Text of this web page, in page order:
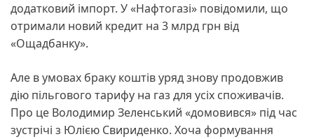
додатковий імпорт. У «Нафтогазі» повідомили, що
отримали новий кредит на 3 млрд грн від
«Ощадбанку».
Але в умовах браку коштів уряд знову продовжив
дію пільгового тарифу на газ для усіх споживачів.
Про це Володимир Зеленський «домовився» під час
зустрічі з Юлією Свириденко. Хоча формування